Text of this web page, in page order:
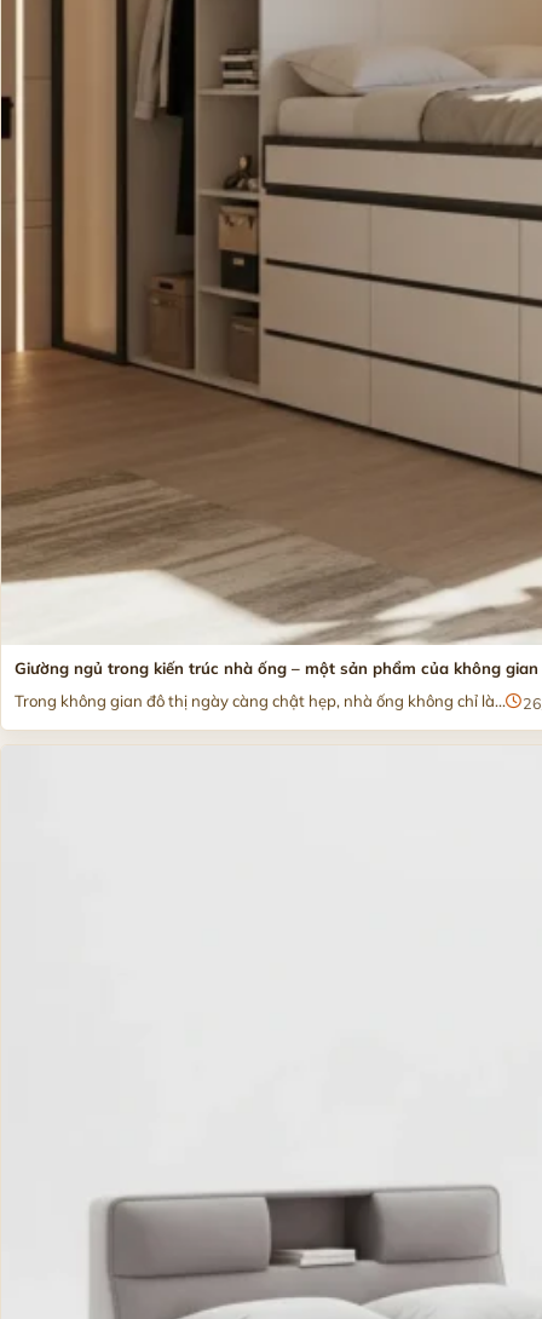
Giường ngủ trong kiến trúc nhà ống – một sản phẩm của không gian
Trong không gian đô thị ngày càng chật hẹp, nhà ống không chỉ là...